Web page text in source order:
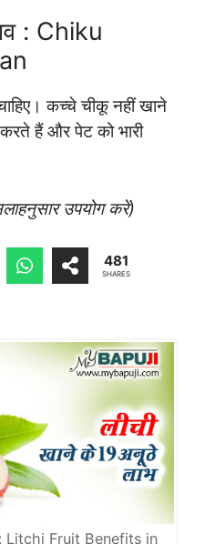
: Chiku
कच्चे चीकू नहीं खाने
हैं और पेट को भारी
उपयोग करें)
481
SHARES
Litchi Fruit Benefits in